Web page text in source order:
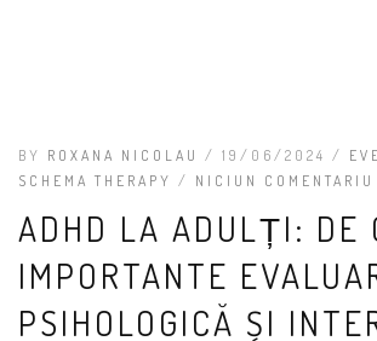
BY ROXANA NICOLAU / 19/06/2024 /
SCHEMA THERAPY / NICIUN COMENTARIU
ADHD LA ADULȚI: DE
IMPORTANTE
PSIHOLOGICĂ ȘI